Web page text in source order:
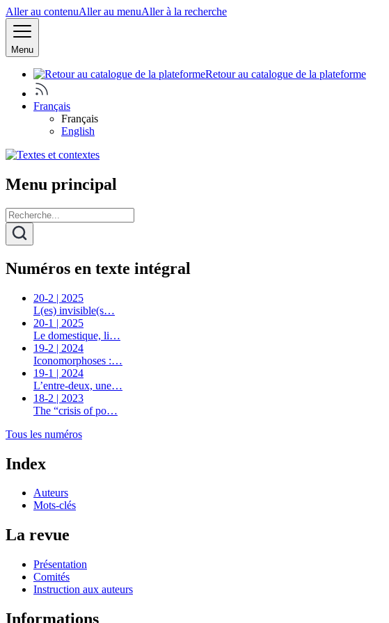
Aller au contenuAller au menuAller à la recherche
Menu
Retour au catalogue de la plateforme
Français
Français
English
Menu principal
Numéros en texte intégral
20-2 | 2025
L(es) invisible(s…
20-1 | 2025
Le domestique, li…
19-2 | 2024
Iconomorphoses :…
19-1 | 2024
L’entre-deux, une…
18-2 | 2023
The “crisis of po…
Tous les numéros
Index
Auteurs
Mots-clés
La revue
Présentation
Comités
Instruction aux auteurs
Informations